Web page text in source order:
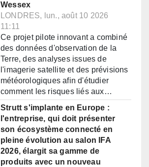
Wessex
LONDRES, lun., août 10 2026
11:11
Ce projet pilote innovant a combiné
des données d'observation de la
Terre, des analyses issues de
l'imagerie satellite et des prévisions
météorologiques afin d'étudier
comment les risques liés aux…
Strutt s'implante en Europe :
l'entreprise, qui doit présenter
son écosystème connecté en
pleine évolution au salon IFA
2026, élargit sa gamme de
produits avec un nouveau